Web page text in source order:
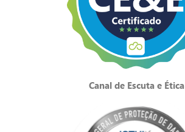
Canal de Escuta e Ética